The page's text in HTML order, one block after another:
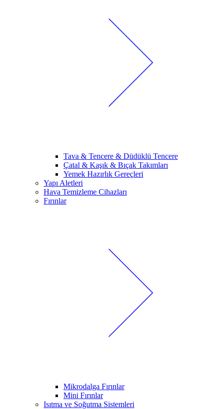
Tava & Tencere & Düdüklü Tencere
Çatal & Kaşık & Bıçak Takımları
Yemek Hazırlık Gereçleri
Yapı Aletleri
Hava Temizleme Cihazları
Fırınlar
Mikrodalga Fırınlar
Mini Fırınlar
Isıtma ve Soğutma Sistemleri